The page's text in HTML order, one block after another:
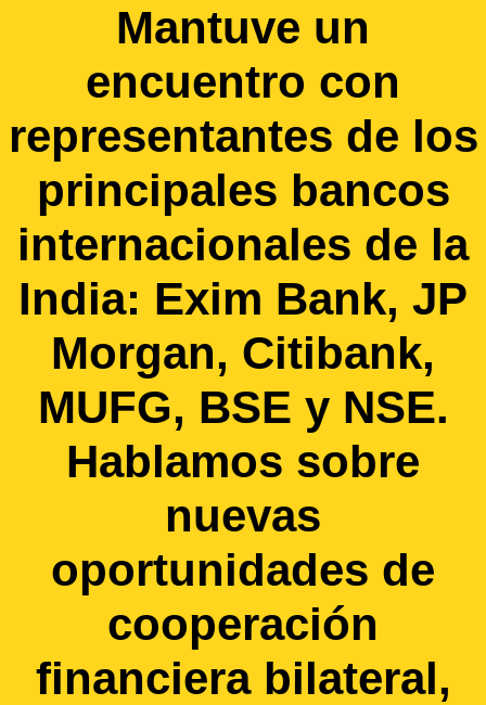
Mantuve un
encuentro con
representantes de los
principales bancos
internacionales de la
India: Exim Bank, JP
Morgan, Citibank,
MUFG, BSE y NSE.
Hablamos sobre
nuevas
oportunidades de
cooperación
financiera bilateral,